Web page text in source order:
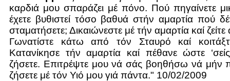
καρδιά μου σπαράζει μέ πόνο. Πού πηγαίνετε
έχετε βυθιστεί τόσο βαθυά στήν αμαρτία πού
σταματήσετε; Δικαιώνεστε μέ τήν αμαρτία καί
Γωνατίστε κάτω από τόν Σταυρό καί
Κατανίκησε τήν αμαρτία καί πέθανε ώστε
ζήσετε. Επιτρέψτε μου νά σάς βοηθήσω νά μήν
ζήσετε μέ τόν Υιό μου γιά πάντα." 10/02/2009